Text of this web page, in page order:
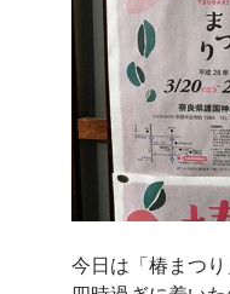
今日は「椿まつり